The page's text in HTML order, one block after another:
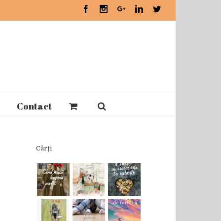
FacebookInstagramGoogle+LinkedinTwitter
Contact
Cărți